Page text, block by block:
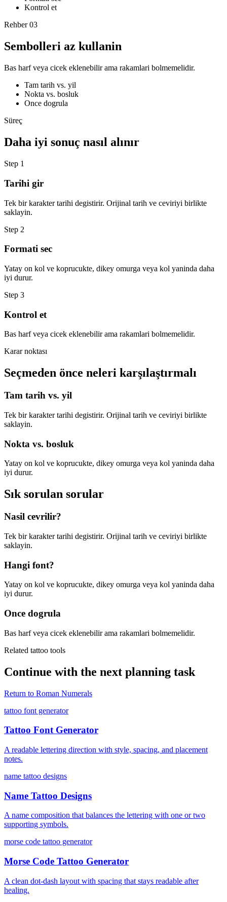
Kontrol et
Rehber 03
Sembolleri az kullanin
Bas harf veya cicek eklenebilir ama rakamlari bolmemelidir.
Tam tarih vs. yil
Nokta vs. bosluk
Once dogrula
Süreç
Daha iyi sonuç nasıl alınır
Step 1
Tarihi gir
Tek bir karakter tarihi degistirir. Orijinal tarih ve ceviriyi birlikte
saklayin.
Step 2
Formati sec
Yatay on kol ve koprucukte, dikey omurga veya kol yaninda daha
iyi durur.
Step 3
Kontrol et
Bas harf veya cicek eklenebilir ama rakamlari bolmemelidir.
Karar noktası
Seçmeden önce neleri karşılaştırmalı
Tam tarih vs. yil
Tek bir karakter tarihi degistirir. Orijinal tarih ve ceviriyi birlikte
saklayin.
Nokta vs. bosluk
Yatay on kol ve koprucukte, dikey omurga veya kol yaninda daha
iyi durur.
Sık sorulan sorular
Nasil cevrilir?
Tek bir karakter tarihi degistirir. Orijinal tarih ve ceviriyi birlikte
saklayin.
Hangi font?
Yatay on kol ve koprucukte, dikey omurga veya kol yaninda daha
iyi durur.
Once dogrula
Bas harf veya cicek eklenebilir ama rakamlari bolmemelidir.
Related tattoo tools
Continue with the next planning task
Return to Roman Numerals
tattoo font generator
Tattoo Font Generator
A readable lettering direction with style, spacing, and placement
notes.
name tattoo designs
Name Tattoo Designs
A name composition that balances the lettering with one or two
supporting symbols.
morse code tattoo generator
Morse Code Tattoo Generator
A clean dot-dash layout with spacing that stays readable after
healing.